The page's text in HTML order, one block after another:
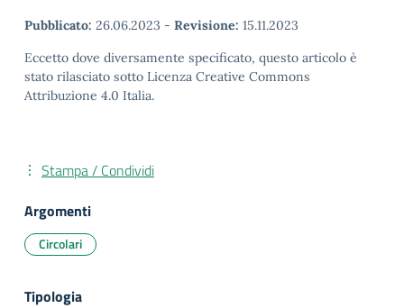
Pubblicato: 26.06.2023 - Revisione: 15.11.2023
Eccetto dove diversamente specificato, questo articolo è
stato rilasciato sotto Licenza Creative Commons
Attribuzione 4.0 Italia.
Stampa / Condividi
Argomenti
Circolari
Tipologia